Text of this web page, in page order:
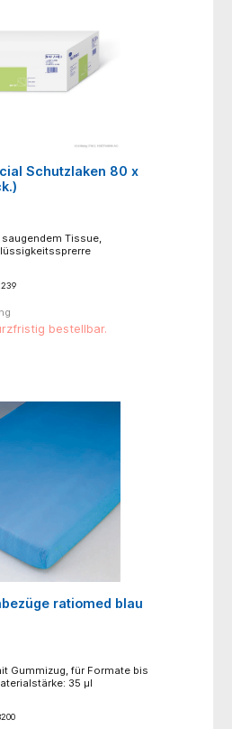
Schutzlaken 80 x
Tissue,
bestellbar.
ratiomed blau
Gummizug, für Formate bis
35 µl